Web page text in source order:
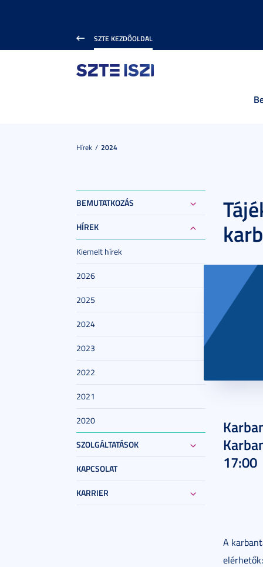
SZTE KEZDŐOLDAL
Hírek 2024
BEMUTATKOZÁS
HÍREK
Kiemelt hírek
2026
2025
2024
2023
2022
2021
2020
SZOLGÁLTATÁSOK
KAPCSOLAT
KARRIER
17:00
A
elérhetők: